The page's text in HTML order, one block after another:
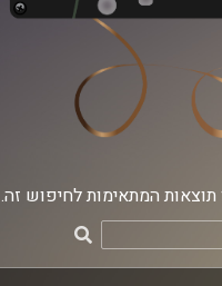
המתאימות לחיפוש זה.